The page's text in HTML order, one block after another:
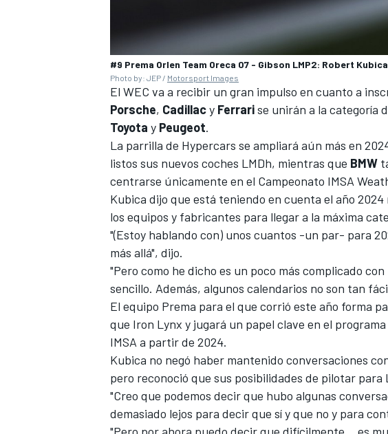
#9 Prema Orlen Team Oreca 07 - Gibson LMP2: Robert
Photo by: JEP / Motorsport Images
El WEC va a recibir un gran impulso en cuanto a
Porsche, Cadillacy Ferrarise unirán a la categoría
Toyota y Peugeot.
La parrilla de Hypercars se ampliará aún más en
listos sus nuevos coches LMDh, mientras que BMW
centrarse únicamente en el Campeonato IMSA
Kubica dijo que está teniendo en cuenta el año
los equipos y fabricantes para llegar a la máxima
"(Estoy hablando con) unos cuantos -un par- para
más allá", dijo.
"Pero como he dicho es un poco más complicado
sencillo. Además, algunos calendarios no son tan
El equipo Prema para el que corrió este año forma
que Iron Lynx y jugará un papel clave en el
IMSA a partir de 2024.
Kubica no negó haber mantenido conversaciones
pero reconoció que sus posibilidades de pilotar para
"Creo que podemos decir que hubo algunas
demasiado lejos para decir que sí y que no y para